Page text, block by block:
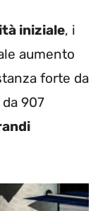
iniziale, i
aumento
forte da
907